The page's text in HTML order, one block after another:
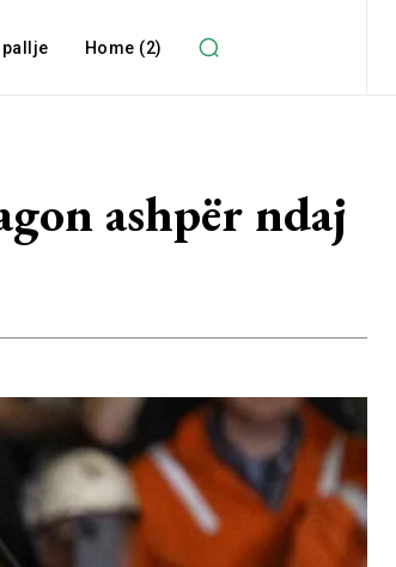
Home (2)
ashpër ndaj